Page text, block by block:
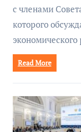
с членами
которого
Read More